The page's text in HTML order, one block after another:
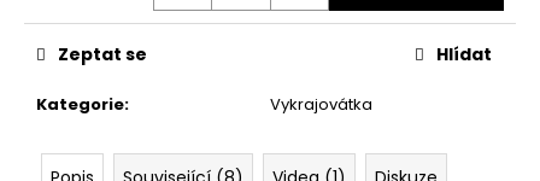
Kategorie: Vykrajovátka
Zeptat se Hlídat
m
e
VYKRAJOVÁTKO
SET